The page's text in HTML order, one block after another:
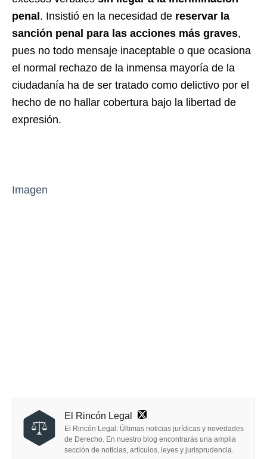
penal . Insistió en la necesidad de reservar la
sanción penal para las acciones más graves,
pues no todo mensaje inaceptable o que ocasiona
el normal rechazo de la inmensa mayoría de la
ciudadanía ha de ser tratado como delictivo por el
hecho de no hallar cobertura bajo la libertad de
expresión.
Imagen
El Rincón Legal
El Rincón Legal: Últimas noticias jurídicas y novedades
de Derecho. En nuestro blog encontrarás una amplia
sección de noticias, artículos, leyes y jurisprudencia.